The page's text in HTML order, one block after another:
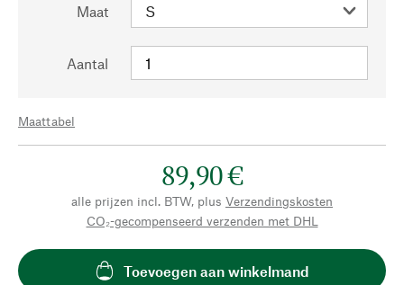
Maat
Aantal
Maattabel
89,90 €
alle prijzen incl. BTW, plus Verzendingskosten
CO₂-gecompenseerd verzenden met DHL
Toevoegen aan winkelmand